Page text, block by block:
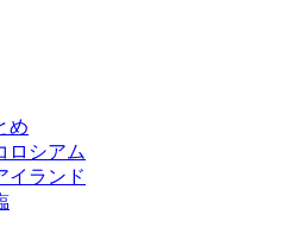
め
ロシアム
イランド